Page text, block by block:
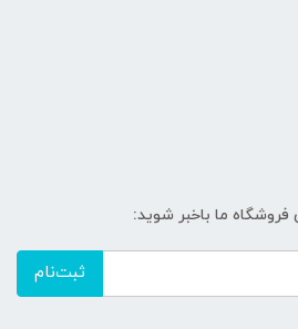
ما باخبر شوید:
ثبت‌نام